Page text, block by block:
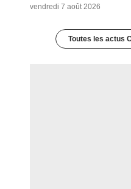
vendredi 7 août 2026
Toutes les actus